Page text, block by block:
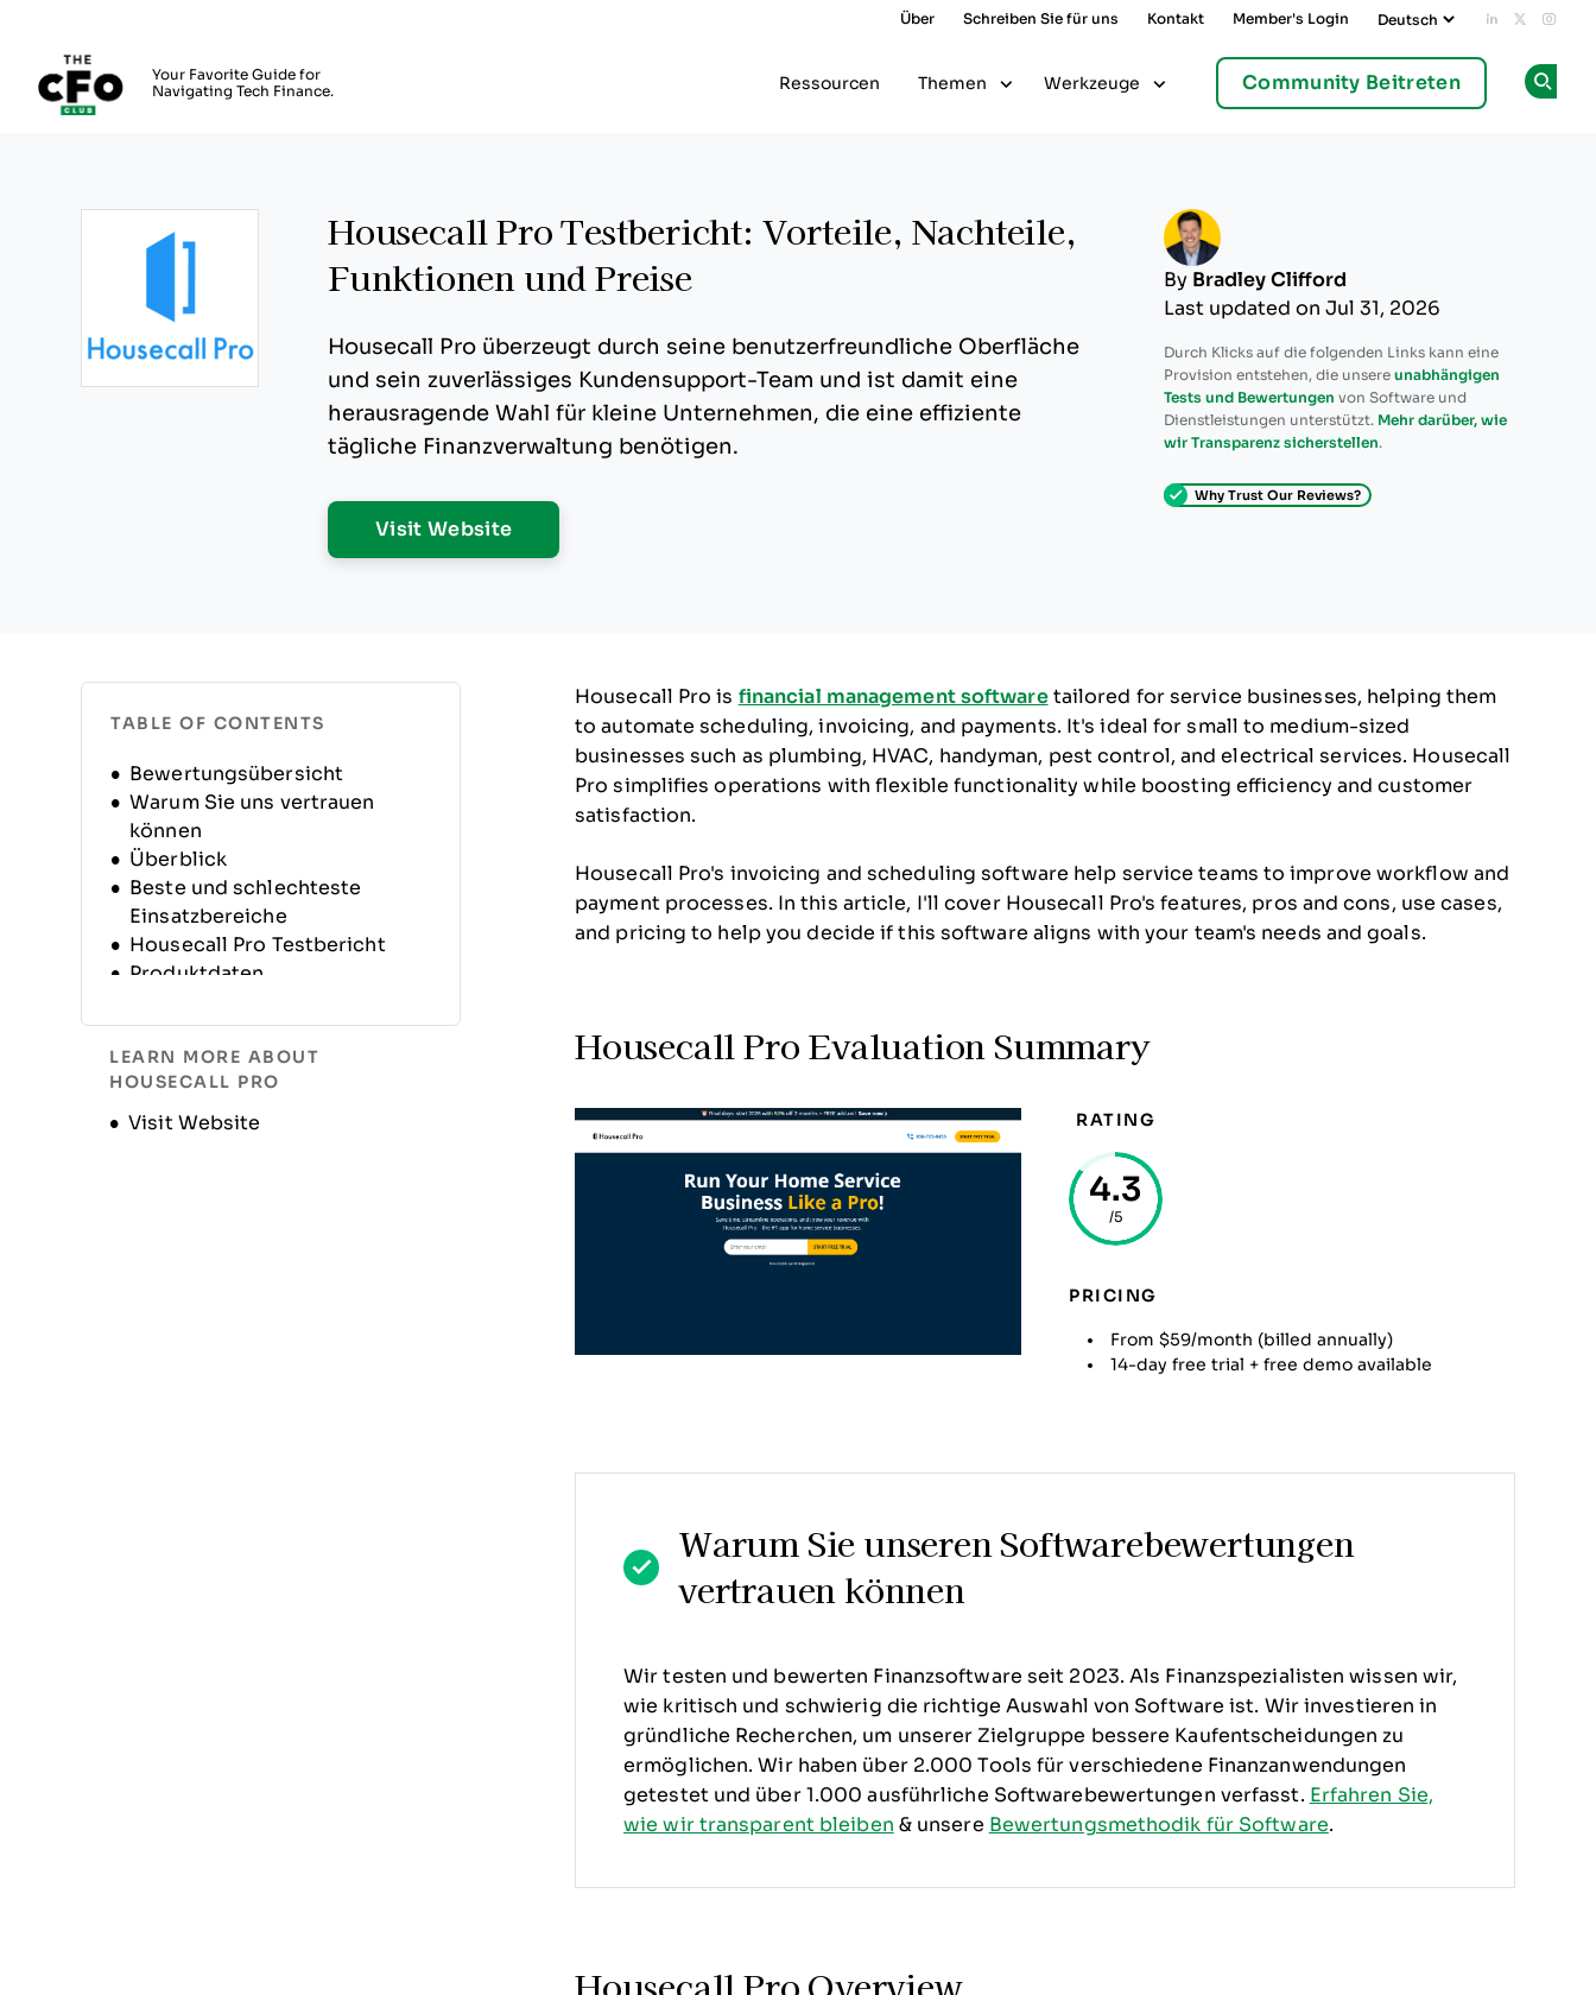
Über Schreiben Sie für uns Kontakt Member's Login Add us on
Follow
Your Favorite Guide for
Navigating Tech Finance.
Ressourcen Themen Werkzeuge Community Beitreten
Housecall Pro Testbericht: Vorteile, Nachteile,
Funktionen und Preise
Housecall Pro überzeugt durch seine benutzerfreundliche Oberfläche
und sein zuverlässiges Kundensupport-Team und ist damit eine
herausragende Wahl für kleine Unternehmen, die eine effiziente
tägliche Finanzverwaltung benötigen.
Visit WebsiteOpens New Window
By Bradley Clifford
Last updated on Jul 31, 2026
Durch Klicks auf die folgenden Links kann eine
Provision entstehen, die unsere unabhängigen
Tests und Bewertungen von Software und
Dienstleistungen unterstützt. Mehr darüber, wie
wir Transparenz sicherstellen.
Why Trust Our Reviews?
TABLE OF CONTENTS
Bewertungsübersicht
Warum Sie uns vertrauen
können
Überblick
Beste und schlechteste
Einsatzbereiche
Housecall Pro Testbericht
Produktdaten
FAQs
Unternehmensgeschichte
LEARN MORE ABOUT
HOUSECALL PRO
Visit Website
Opens new window
Housecall Pro is financial management softwaretailored for service businesses, helping them
to automate scheduling, invoicing, and payments. It's ideal for small to medium-sized
businesses such as plumbing, HVAC, handyman, pest control, and electrical services. Housecall
Pro simplifies operations with flexible functionality while boosting efficiency and customer
satisfaction.
Housecall Pro's invoicing and scheduling software help service teams to improve workflow and
payment processes. In this article, I'll cover Housecall Pro's features, pros and cons, use cases,
and pricing to help you decide if this software aligns with your team's needs and goals.
Housecall Pro Evaluation Summary
RATING
4.3
/5
PRICING
From $59/month (billed annually)
14-day free trial + free demo available
Warum Sie unseren Softwarebewertungen
vertrauen können
Wir testen und bewerten Finanzsoftware seit 2023. Als Finanzspezialisten wissen wir,
wie kritisch und schwierig die richtige Auswahl von Software ist. Wir investieren in
gründliche Recherchen, um unserer Zielgruppe bessere Kaufentscheidungen zu
ermöglichen. Wir haben über 2.000 Tools für verschiedene Finanzanwendungen
getestet und über 1.000 ausführliche Softwarebewertungen verfasst. Erfahren Sie,
wie wir transparent bleiben & unsere Bewertungsmethodik für Software.